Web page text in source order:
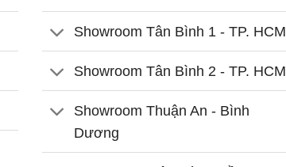
Showroom Tân Bình 1 - TP. HCM
Showroom Tân Bình 2 - TP. HCM
Showroom Thuận An - Bình
Dương